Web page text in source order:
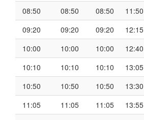
08:50
08:50 08:50 11:50
09:20
09:20 09:20 12:15
10:00
10:00 10:00 12:40
10:10
10:10 10:10 13:05
10:50
10:50 10:50 13:30
11:05
11:05 11:05 13:55